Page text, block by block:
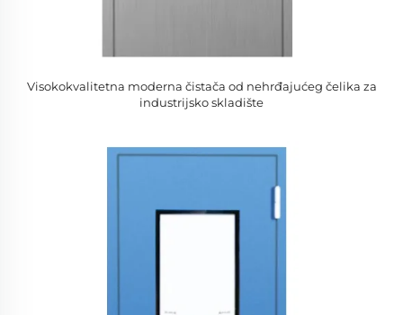
Visokokvalitetna moderna čistača od nehrđajućeg čelika za
industrijsko skladište